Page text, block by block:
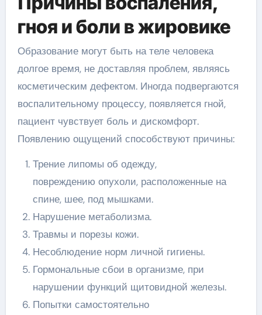
гноя и боли в жировике
Образование могут быть на теле человека
долгое время, не доставляя проблем, являясь
косметическим дефектом. Иногда подвергаются
воспалительному процессу, появляется гной,
пациент чувствует боль и дискомфорт.
Появлению ощущений способствуют причины:
Трение липомы об одежду,
повреждению опухоли, расположенные на
спине, шее, под мышками.
Нарушение метаболизма.
Травмы и порезы кожи.
Несоблюдение норм личной гигиены.
Гормональные сбои в организме, при
нарушении функций щитовидной железы.
Попытки самостоятельно